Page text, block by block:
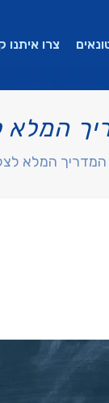
צרו איתנו
המלא
המדריך המלא